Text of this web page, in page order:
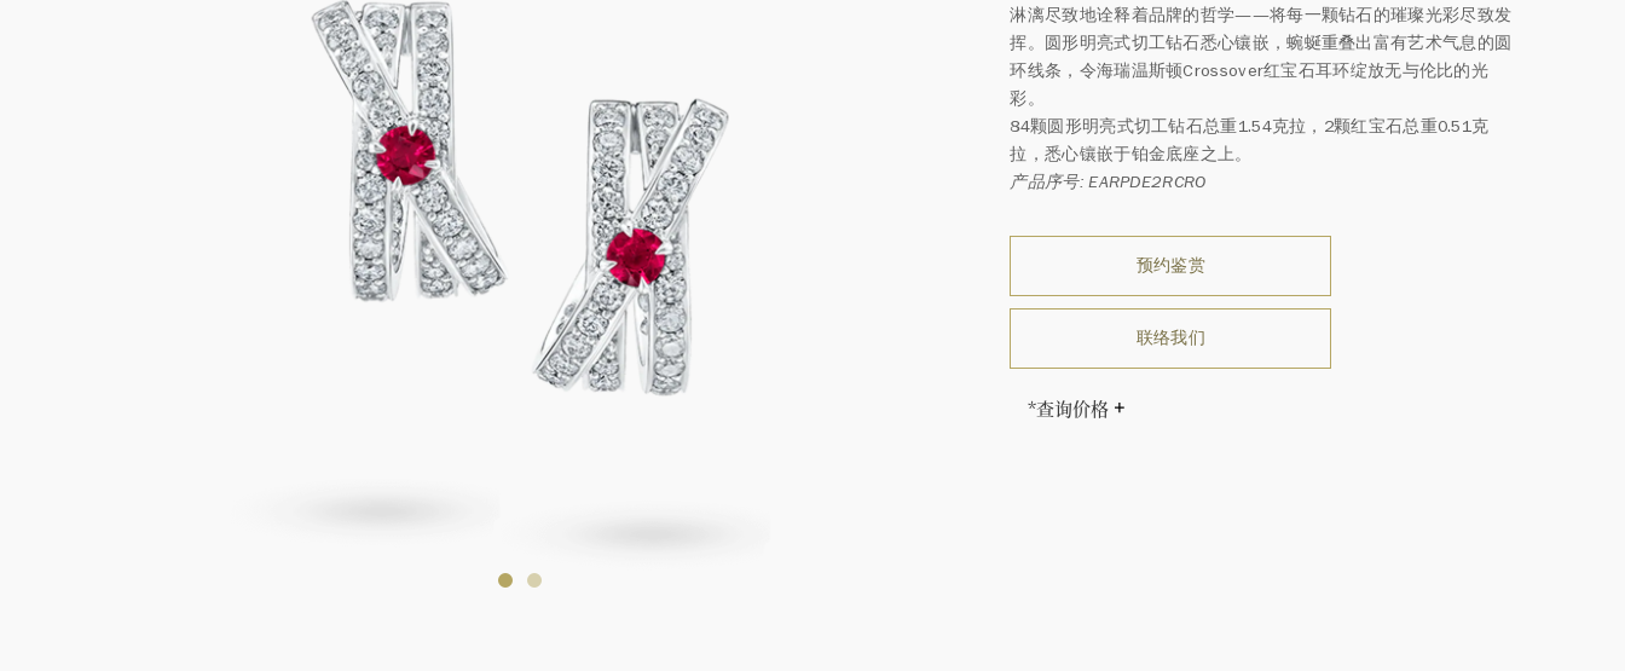
淋漓尽致地诠释着品牌的哲学——将每一颗钻石的璀璨光彩尽致发
挥。圆形明亮式切工钻石悉心镶嵌，蜿蜒重叠出富有艺术气息的圆
环线条，令海瑞温斯顿Crossover红宝石耳环绽放无与伦比的光
彩。
84颗圆形明亮式切工钻石总重1.54克拉，2颗红宝石总重0.51克
拉，悉心镶嵌于铂金底座之上。
产品序号: EARPDE2RCRO
预约鉴赏
联络我们
*查询价格